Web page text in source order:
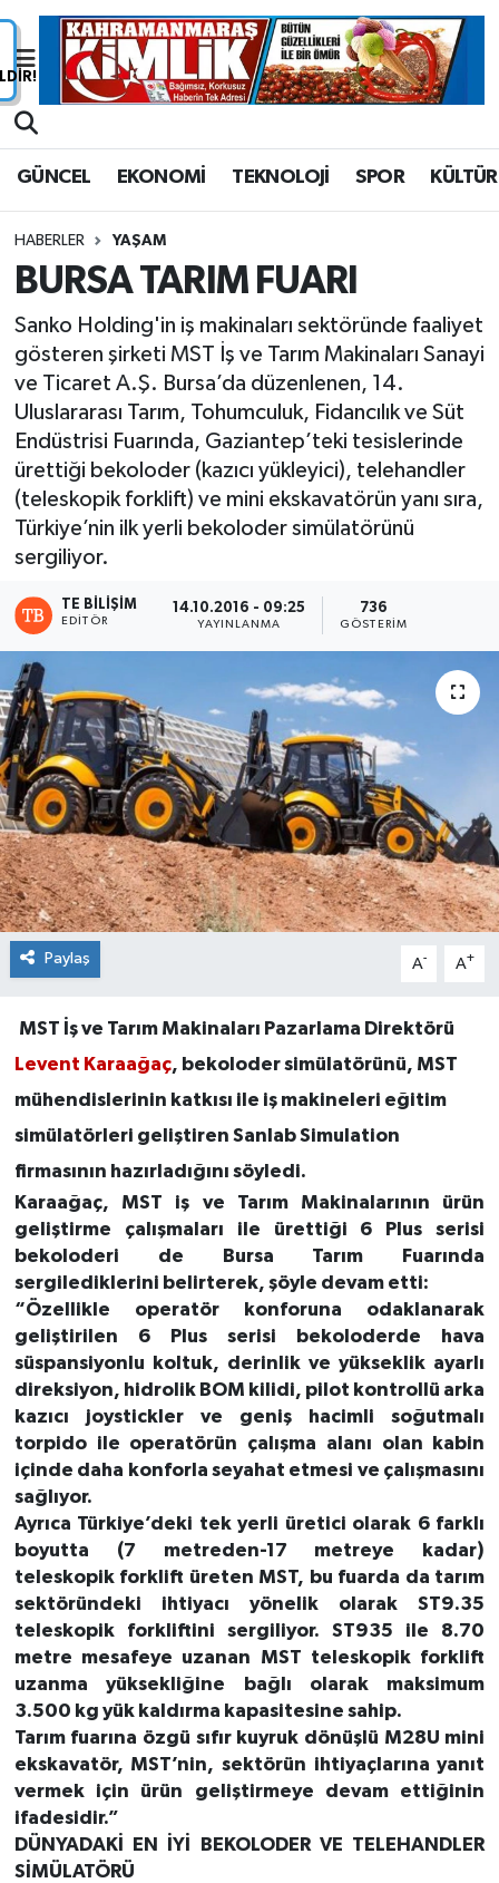
GÜNCEL EKONOMİ TEKNOLOJİ SPOR KÜLTÜR
HABERLER YAŞAM
BURSA TARIM FUARI
Sanko Holding'in iş makinaları sektöründe faaliyet
gösteren şirketi MST İş ve Tarım Makinaları Sanayi
ve Ticaret A.Ş. Bursa’da düzenlenen, 14.
Uluslararası Tarım, Tohumculuk, Fidancılık ve Süt
Endüstrisi Fuarında, Gaziantep’teki tesislerinde
ürettiği bekoloder (kazıcı yükleyici), telehandler
(teleskopik forklift) ve mini ekskavatörün yanı sıra,
Türkiye’nin ilk yerli bekoloder simülatörünü
sergiliyor.
TE BILIŞIM
EDITÖR
14.10.2016 - 09:25
YAYINLANMA
736
GÖSTERIM
Paylaş A- A+
MST İş ve Tarım Makinaları Pazarlama Direktörü
Levent Karaağaç, bekoloder simülatörünü, MST
mühendislerinin katkısı ile iş makineleri eğitim
simülatörleri geliştiren Sanlab Simulation
firmasının hazırladığını söyledi.
Karaağaç, MST iş ve Tarım Makinalarının ürün
geliştirme çalışmaları ile ürettiği 6 Plus serisi
bekoloderi de Bursa Tarım Fuarında
sergilediklerini belirterek, şöyle devam etti:
“Özellikle operatör konforuna odaklanarak
geliştirilen 6 Plus serisi bekoloderde hava
süspansiyonlu koltuk, derinlik ve yükseklik ayarlı
direksiyon, hidrolik BOM kilidi, pilot kontrollü arka
kazıcı joystickler ve geniş hacimli soğutmalı
torpido ile operatörün çalışma alanı olan kabin
içinde daha konforla seyahat etmesi ve çalışmasını
sağlıyor.
Ayrıca Türkiye’deki tek yerli üretici olarak 6 farklı
boyutta (7 metreden-17 metreye kadar)
teleskopik forklift üreten MST, bu fuarda da tarım
sektöründeki ihtiyacı yönelik olarak ST9.35
teleskopik forkliftini sergiliyor. ST935 ile 8.70
metre mesafeye uzanan MST teleskopik forklift
uzanma yüksekliğine bağlı olarak maksimum
3.500 kg yük kaldırma kapasitesine sahip.
Tarım fuarına özgü sıfır kuyruk dönüşlü M28U mini
ekskavatör, MST’nin, sektörün ihtiyaçlarına yanıt
vermek için ürün geliştirmeye devam ettiğinin
ifadesidir.”
DÜNYADAKİ EN İYİ BEKOLODER VE TELEHANDLER
SİMÜLATÖRÜ
Nöbetçi Eczaneler
Tüm Manşetler
Son Dakika Haberleri
Haber Arşivi